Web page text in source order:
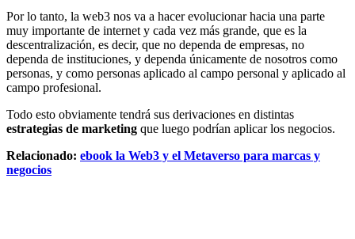
Por lo tanto, la web3 nos va a hacer evolucionar hacia una parte
muy importante de internet y cada vez más grande, que es la
descentralización, es decir, que no dependa de empresas, no
dependa de instituciones, y dependa únicamente de nosotros como
personas, y como personas aplicado al campo personal y aplicado al
campo profesional.
Todo esto obviamente tendrá sus derivaciones en distintas
estrategias de marketing que luego podrían aplicar los negocios.
Relacionado: ebook la Web3 y el Metaverso para marcas y
negocios